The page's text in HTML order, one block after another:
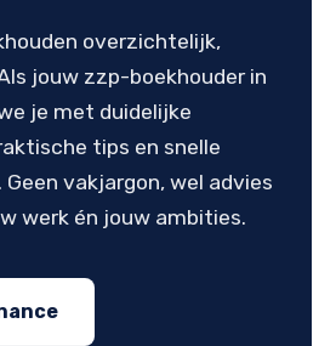
overzichtelijk,
jouw zzp-boekhouder in
je met duidelijke
tips en snelle
Geen vakjargon, wel advies
werk én jouw ambities.